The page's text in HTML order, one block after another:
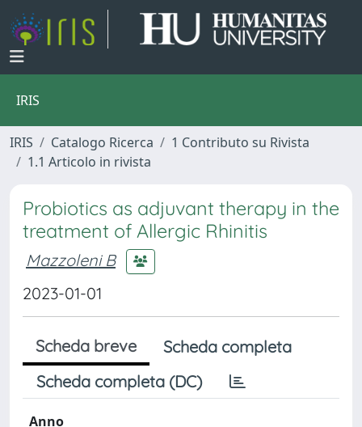
IRIS
IRIS Catalogo Ricerca
1 Contributo su Rivista
1.1 Articolo in rivista
Probiotics as adjuvant therapy in the
treatment of Allergic Rhinitis
Mazzoleni B
2023-01-01
Scheda breve
Scheda completa
Scheda completa (DC)
Anno